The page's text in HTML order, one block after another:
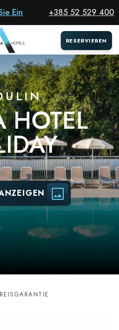
Ein +385 52 529 400
RESERVIEREN
HOTEL